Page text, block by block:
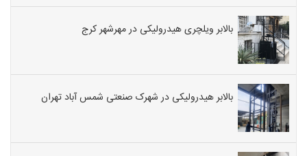
بالابر ویلچری هیدرولیکی در مهرشهر کرج
بالابر هیدرولیکی در شهرک صنعتی شمس آباد تهران